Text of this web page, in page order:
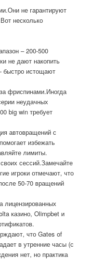
не гарантируют
несколько
– 200-500
не дают накопить
истощают
фриспинами.Иногда
неудачных
big win требует
автовращений с
избежать
лимиты.
сессий.Замечайте
игроки отмечают, что
50-70 вращений
лицензированных
казино, Olimpbet и
что Gates of
в утренние часы (с
нет, но практика